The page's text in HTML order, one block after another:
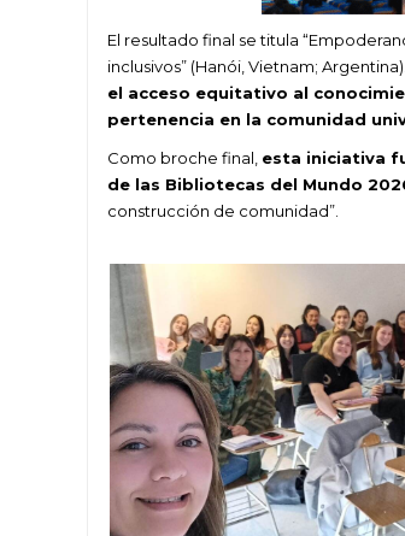
El resultado final se titula
inclusivos” (Hanói, Vietnam; Argentina).
el acceso equitativo al
pertenencia en la comunidad
Como broche final, esta iniciativa
de las Bibliotecas del Mundo
construcción de comunidad”.